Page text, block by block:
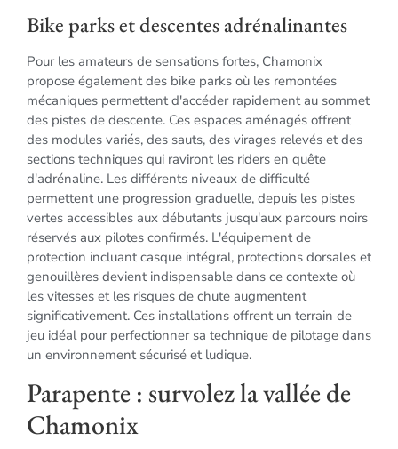
Bike parks et descentes adrénalinantes
Pour les amateurs de sensations fortes, Chamonix
propose également des bike parks où les remontées
mécaniques permettent d'accéder rapidement au sommet
des pistes de descente. Ces espaces aménagés offrent
des modules variés, des sauts, des virages relevés et des
sections techniques qui raviront les riders en quête
d'adrénaline. Les différents niveaux de difficulté
permettent une progression graduelle, depuis les pistes
vertes accessibles aux débutants jusqu'aux parcours noirs
réservés aux pilotes confirmés. L'équipement de
protection incluant casque intégral, protections dorsales et
genouillères devient indispensable dans ce contexte où
les vitesses et les risques de chute augmentent
significativement. Ces installations offrent un terrain de
jeu idéal pour perfectionner sa technique de pilotage dans
un environnement sécurisé et ludique.
Parapente : survolez la vallée de
Chamonix